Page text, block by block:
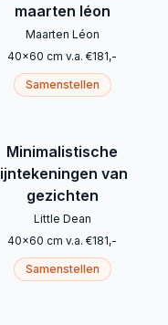
maarten léon
Maarten Léon
40x60 cm v.a. €181,-
Samenstellen
Minimalistische
van
gezichten
Little Dean
40x60 cm v.a. €181,-
Samenstellen